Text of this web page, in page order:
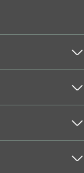
seta_baixo
seta_baixo
seta_baixo
seta_baixo